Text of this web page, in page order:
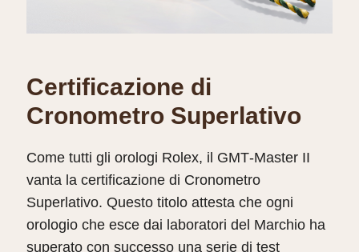
Certificazione di
Cronometro Superlativo
Come tutti gli orologi Rolex, il GMT‑Master II
vanta la certificazione di Cronometro
Superlativo. Questo titolo attesta che ogni
orologio che esce dai laboratori del Marchio ha
superato con successo una serie di test